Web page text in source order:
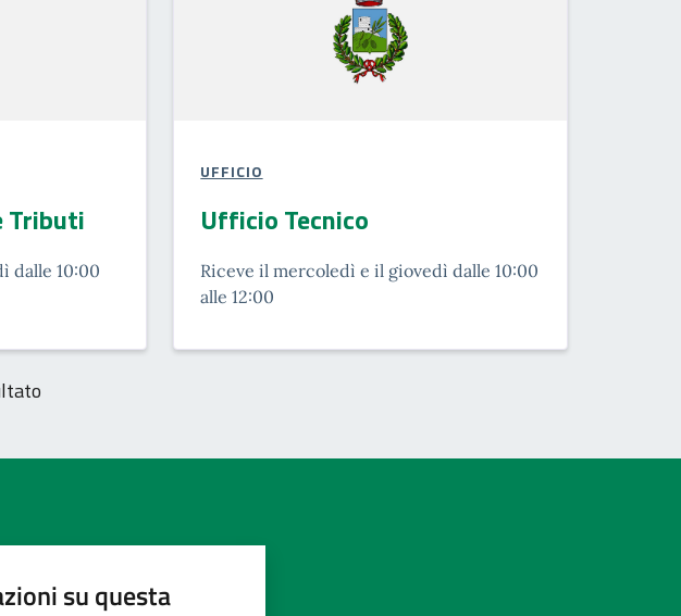
Tributi
dalle 10:00
UFFICIO
Ufficio Tecnico
Riceve il mercoledì e il giovedì dalle 10:00
alle 12:00
su questa